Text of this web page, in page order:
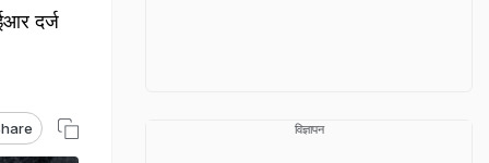
दर्ज
विज्ञापन